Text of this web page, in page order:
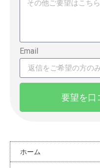
Email
要望を口
ホーム